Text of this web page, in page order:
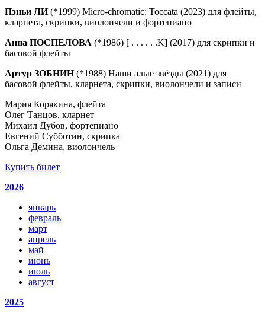
Пэньи ЛИ(*1999) Micro-chromatic: Toccata (2023) для флейты,
кларнета, скрипки, виолончели и фортепиано
Анна ПОСПЕЛОВА (*1986) [ . . . . . .K] (2017) для скрипки и
басовой флейты
Артур ЗОБНИН(*1988) Наши алые звёзды (2021) для
басовой флейты, кларнета, скрипки, виолончели и записи
Мария Корякина, флейта
Олег Танцов, кларнет
Михаил Дубов, фортепиано
Евгений Субботин, скрипка
Ольга Демина, виолончель
Купить билет
2026
январь
февраль
март
апрель
май
июнь
июль
август
2025